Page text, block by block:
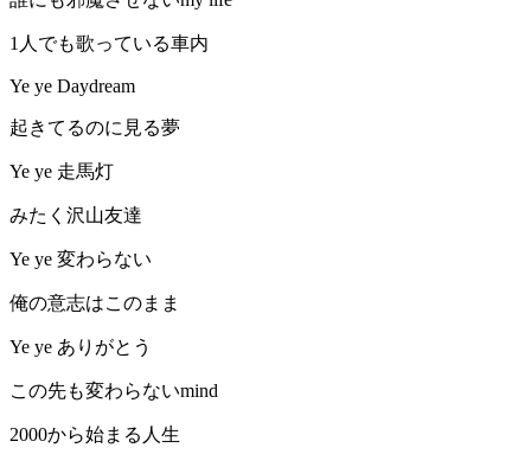
1人でも歌っている車内
Ye ye Daydream
起きてるのに見る夢
Ye ye 走馬灯
みたく沢山友達
Ye ye 変わらない
俺の意志はこのまま
Ye ye ありがとう
この先も変わらないmind
2000から始まる人生